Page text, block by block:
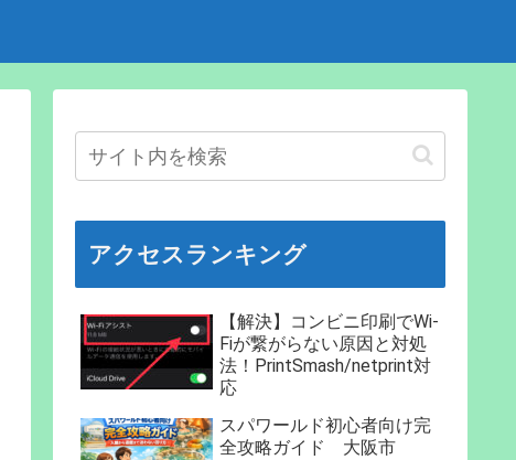
アクセスランキング
【解決】コンビニ印刷でWi-
Fiが繋がらない原因と対処
法！PrintSmash/netprint対
応
スパワールド初心者向け完
全攻略ガイド 大阪市